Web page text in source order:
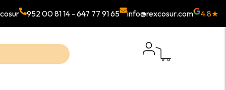
952 00 81 14 - 647 77 91 65 info@rexcosur.com 4.8★